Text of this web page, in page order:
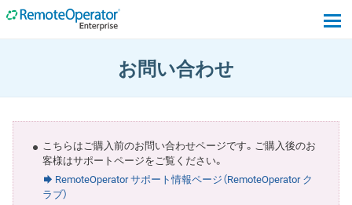
お問い合わせ
こちらはご購入前のお問い合わせページです。ご購入後のお
客様はサポートページをご覧ください。
RemoteOperator サポート情報ページ（RemoteOperator ク
ラブ）